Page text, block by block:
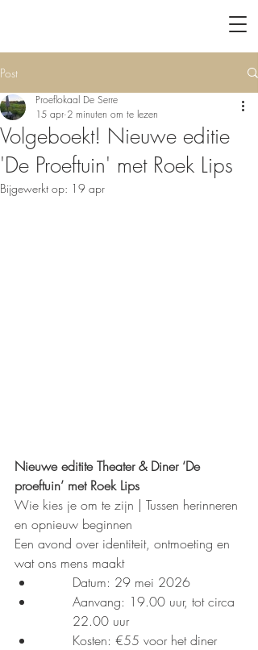
Post
Volgeboekt! Nieuwe editie
'De Proeftuin' met Roek Lips
Proeflokaal De Serre
15 apr 2 minuten om te lezen
Bijgewerkt op: 19 apr
Nieuwe editite Theater & Diner ‘De
proeftuin’ met Roek Lips
Wie kies je om te zijn | Tussen herinneren
en opnieuw beginnen
Een avond over identiteit, ontmoeting en
wat ons mens maakt
Datum: 29 mei 2026
Aanvang: 19.00 uur, tot circa
22.00 uur
Kosten: €55 voor het diner